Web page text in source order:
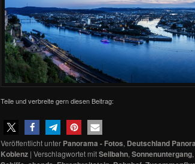
Teile und verbreite gern diesen Beitrag:
Veröffentlicht unter Panorama - Fotos, Deutschland
Koblenz | Verschlagwortet mitSeilbahn, Sonnenuntergang,